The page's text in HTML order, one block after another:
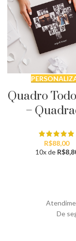
Quadro
–
R$88,00
10x de R$
De